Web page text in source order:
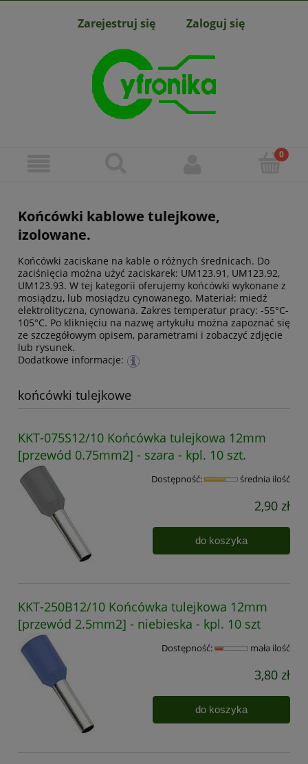
Zarejestruj się Zaloguj się
Końcówki kablowe tulejkowe,
izolowane.
Końcówki zaciskane na kable o różnych średnicach. Do
zaciśnięcia można użyć zaciskarek: UM123.91, UM123.92,
UM123.93. W tej kategorii oferujemy końcówki wykonane z
mosiądzu, lub mosiądzu cynowanego. Materiał: miedź
elektrolityczna, cynowana. Zakres temperatur pracy: -55°C-
105°C. Po kliknięciu na nazwę artykułu można zapoznać się
ze szczegółowym opisem, parametrami i zobaczyć zdjęcie
lub rysunek.
Dodatkowe informacje:
końcówki tulejkowe
KKT-075S12/10 Końcówka tulejkowa 12mm
[przewód 0.75mm2] - szara - kpl. 10 szt.
Dostępność: średnia ilość
2,90 zł
do koszyka
KKT-250B12/10 Końcówka tulejkowa 12mm
[przewód 2.5mm2] - niebieska - kpl. 10 szt
Dostępność: mała ilość
3,80 zł
do koszyka